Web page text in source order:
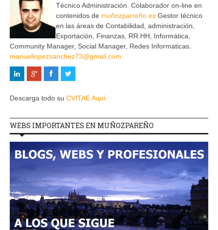
Técnico Administración. Colaborador on-line en
contenidos de muñozparreño.es Gestor técnico
en las áreas de Contabilidad, administración,
Exportación, Finanzas, RR.HH, Informática,
Community Manager, Social Manager, Redes Informaticas.
manuellopezsanchez73@gmail.com
Descarga todo su CVITAE Aquí
WEBS IMPORTANTES EN MUÑOZPAREÑO